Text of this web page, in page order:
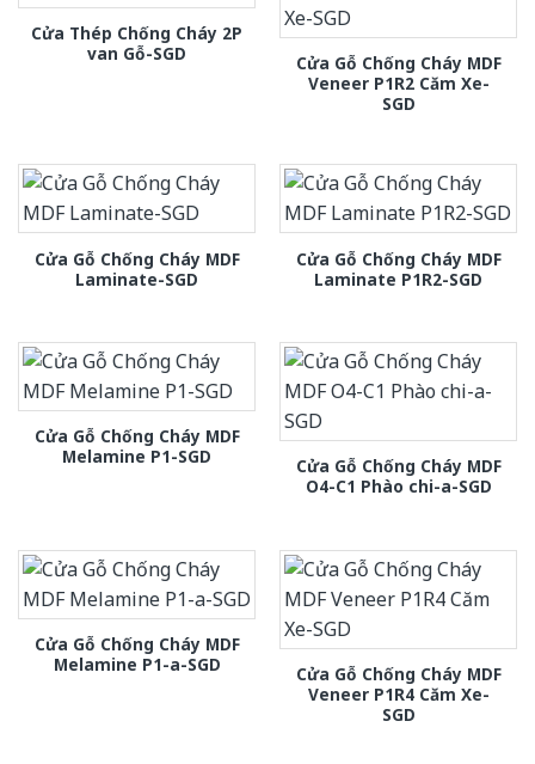
Cửa Thép Chống Cháy 2P
van Gỗ-SGD
Cửa Gỗ Chống Cháy MDF
Veneer P1R2 Căm Xe-
SGD
Cửa Gỗ Chống Cháy MDF
Laminate-SGD
Cửa Gỗ Chống Cháy MDF
Laminate P1R2-SGD
Cửa Gỗ Chống Cháy MDF
Melamine P1-SGD
Cửa Gỗ Chống Cháy MDF
O4-C1 Phào chi-a-SGD
Cửa Gỗ Chống Cháy MDF
Melamine P1-a-SGD
Cửa Gỗ Chống Cháy MDF
Veneer P1R4 Căm Xe-
SGD